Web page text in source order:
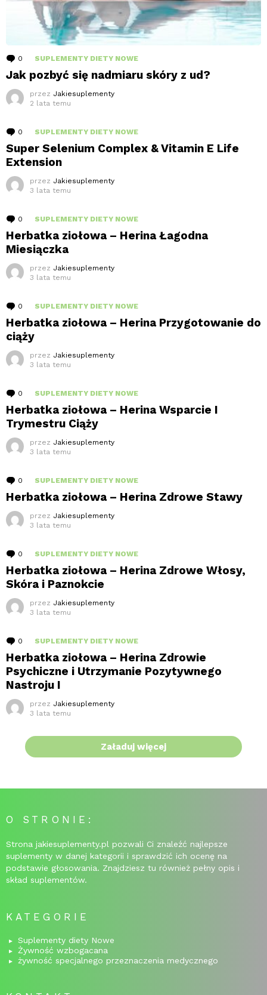
0 komentarzy
SUPLEMENTY DIETY NOWE
Jak pozbyć się nadmiaru skóry z ud?
przez Jakiesuplementy
2 lata temu
0 komentarzy
SUPLEMENTY DIETY NOWE
Super Selenium Complex & Vitamin E Life
Extension
przez Jakiesuplementy
3 lata temu
0 komentarzy
SUPLEMENTY DIETY NOWE
Herbatka ziołowa – Herina Łagodna
Miesiączka
przez Jakiesuplementy
3 lata temu
0 komentarzy
SUPLEMENTY DIETY NOWE
Herbatka ziołowa – Herina Przygotowanie do
ciąży
przez Jakiesuplementy
3 lata temu
0 komentarzy
SUPLEMENTY DIETY NOWE
Herbatka ziołowa – Herina Wsparcie I
Trymestru Ciąży
przez Jakiesuplementy
3 lata temu
0 komentarzy
SUPLEMENTY DIETY NOWE
Herbatka ziołowa – Herina Zdrowe Stawy
przez Jakiesuplementy
3 lata temu
0 komentarzy
SUPLEMENTY DIETY NOWE
Herbatka ziołowa – Herina Zdrowe Włosy,
Skóra i Paznokcie
przez Jakiesuplementy
3 lata temu
0 komentarzy
SUPLEMENTY DIETY NOWE
Herbatka ziołowa – Herina Zdrowie
Psychiczne i Utrzymanie Pozytywnego
Nastroju I
przez Jakiesuplementy
3 lata temu
Załaduj więcej
O STRONIE:
Strona jakiesuplementy.pl pozwali Ci znaleźć najlepsze
suplementy w danej kategorii i sprawdzić ich ocenę na
podstawie głosowania. Znajdziesz tu również pełny opis i
skład suplementów.
KATEGORIE
Suplementy diety Nowe
Żywność wzbogacana
żywność specjalnego przeznaczenia medycznego